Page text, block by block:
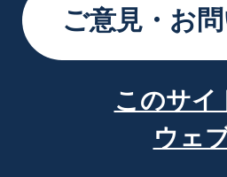
ご意見・お
このサイ
ウェ